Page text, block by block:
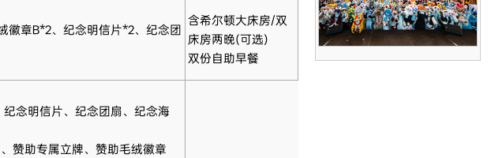
徽章B*2、纪念明信片*2、纪念团
含希尔顿大床房/双
床房两晚(可选)
双份自助早餐
念明信片、纪念团扇、纪念海
赞助专属立牌、赞助毛绒徽章